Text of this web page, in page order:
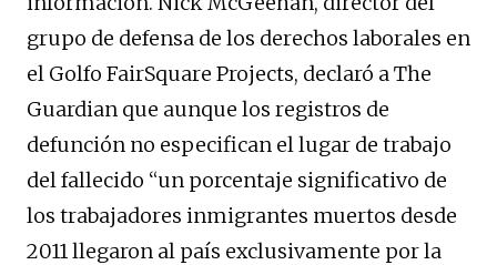
grupo de defensa de los derechos laborales en
el Golfo FairSquare Projects, declaró a The
Guardian que aunque los registros de
defunción no especifican el lugar de trabajo
del fallecido “un porcentaje significativo de
los trabajadores inmigrantes muertos desde
2011 llegaron al país exclusivamente por la